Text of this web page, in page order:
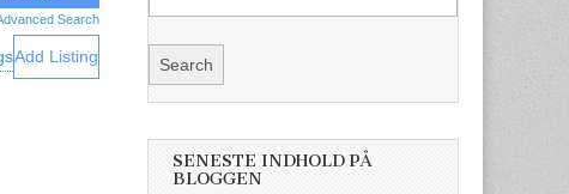
Search
Add Listing
SENESTE INDHOLD PÅ
BLOGGEN